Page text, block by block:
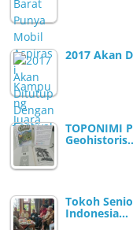
2017 Akan
TOPONIMI
Tokoh
Indonesia…